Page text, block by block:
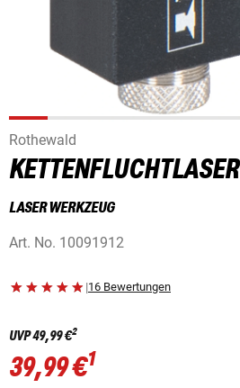
Rothewald
KETTENFLUCHTLASER
LASER WERKZEUG
Art. No. 10091912
|16 Bewertungen
UVP49,99 €2
39,99 €1